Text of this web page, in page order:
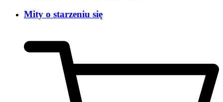
Mity o starzeniu się